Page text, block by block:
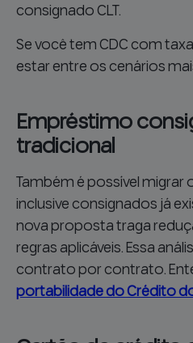
consignado CLT.
Se você tem CDC com
estar entre os cenários
Empréstimo
tradicional
Também é possível migrar
inclusive consignados já
nova proposta traga
regras aplicáveis. Essa
contrato por contrato.
portabilidade do Crédito